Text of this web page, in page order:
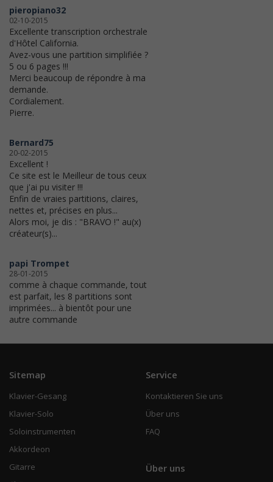
pieropiano32
02-10-2015
Excellente transcription orchestrale
d'Hôtel California.
Avez-vous une partition simplifiée ?
5 ou 6 pages !!!
Merci beaucoup de répondre à ma
demande.
Cordialement.
Pierre.
Bernard75
20-02-2015
Excellent !
Ce site est le Meilleur de tous ceux
que j'ai pu visiter !!!
Enfin de vraies partitions, claires,
nettes et, précises en plus...
Alors moi, je dis : "BRAVO !" au(x)
créateur(s)...
papi Trompet
28-01-2015
comme à chaque commande, tout
est parfait, les 8 partitions sont
imprimées... à bientôt pour une
autre commande
Sitemap
Klavier-Gesang
Klavier-Solo
Soloinstrumenten
Akkordeon
Gitarre
Service
Kontaktieren Sie uns
Über uns
FAQ
Über uns